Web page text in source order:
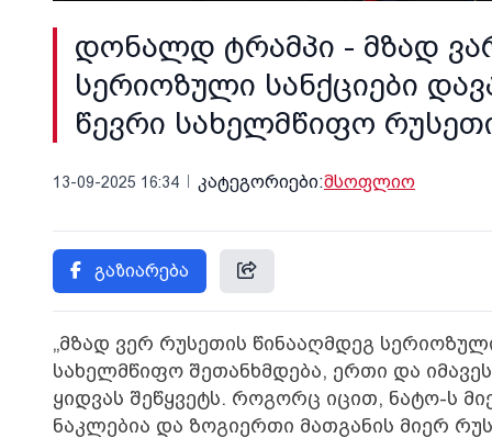
დონალდ ტრამპი - მზად
სერიოზული სანქციები
წევრი სახელმწიფო
13-09-2025 16:34 კატეგორიები:მსოფლიო
გაზიარება
„მზად ვერ რუსეთის წინააღმდეგ
სახელმწიფო შეთანხმდება, ერთი და
ყიდვას შეწყვეტს. როგორც იცით, ნატო-ს
ნაკლებია და ზოგიერთი მათგანის მიერ